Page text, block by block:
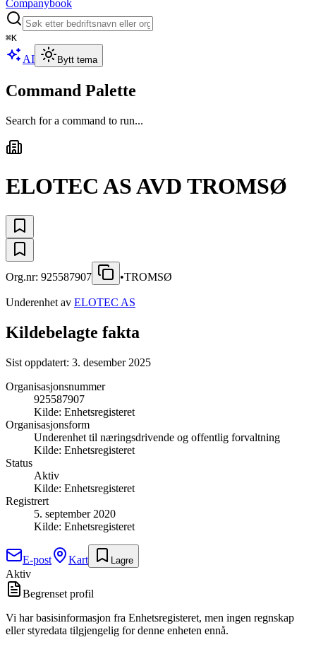
Companybook
⌘K
AI Bytt tema
Command Palette
Search for a command to run...
ELOTEC AS AVD TROMSØ
Org.nr: 925587907 •TROMSØ
Underenhet av ELOTEC AS
Kildebelagte fakta
Sist oppdatert: 3. desember 2025
Organisasjonsnummer
925587907
Kilde: Enhetsregisteret
Organisasjonsform
Underenhet til næringsdrivende og offentlig forvaltning
Kilde: Enhetsregisteret
Status
Aktiv
Kilde: Enhetsregisteret
Registrert
5. september 2020
Kilde: Enhetsregisteret
E-post Kart Lagre
Aktiv
Begrenset profil
Vi har basisinformasjon fra Enhetsregisteret, men ingen regnskap
eller styredata tilgjengelig for denne enheten ennå.